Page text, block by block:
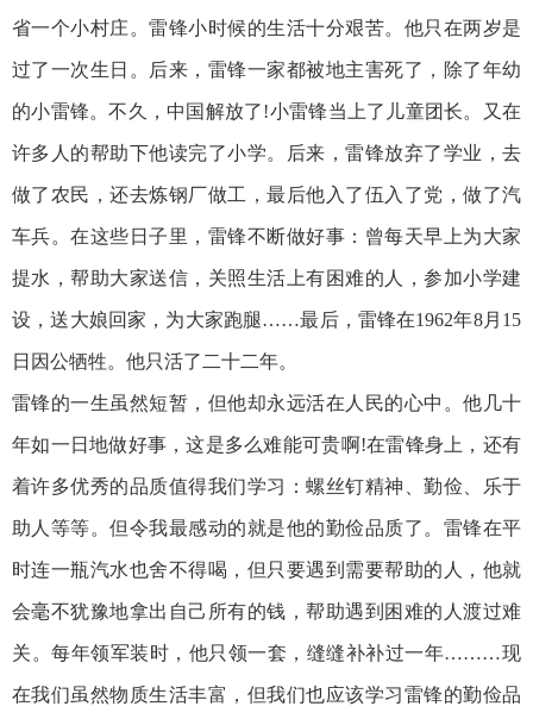
省一个小村庄。雷锋小时候的生活十分艰苦。他只在两岁是
过了一次生日。后来，雷锋一家都被地主害死了，除了年幼
的小雷锋。不久，中国解放了!小雷锋当上了儿童团长。又在
许多人的帮助下他读完了小学。后来，雷锋放弃了学业，去
做了农民，还去炼钢厂做工，最后他入了伍入了党，做了汽
车兵。在这些日子里，雷锋不断做好事：曾每天早上为大家
提水，帮助大家送信，关照生活上有困难的人，参加小学建
设，送大娘回家，为大家跑腿……最后，雷锋在1962年8月15
日因公牺牲。他只活了二十二年。
雷锋的一生虽然短暂，但他却永远活在人民的心中。他几十
年如一日地做好事，这是多么难能可贵啊!在雷锋身上，还有
着许多优秀的品质值得我们学习：螺丝钉精神、勤俭、乐于
助人等等。但令我最感动的就是他的勤俭品质了。雷锋在平
时连一瓶汽水也舍不得喝，但只要遇到需要帮助的人，他就
会毫不犹豫地拿出自己所有的钱，帮助遇到困难的人渡过难
关。每年领军装时，他只领一套，缝缝补补过一年………现
在我们虽然物质生活丰富，但我们也应该学习雷锋的勤俭品